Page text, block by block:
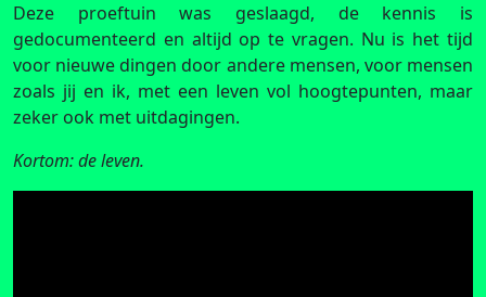
Deze proeftuin was geslaagd, de kennis is
gedocumenteerd en altijd op te vragen. Nu is het tijd
voor nieuwe dingen door andere mensen, voor mensen
zoals jij en ik, met een leven vol hoogtepunten, maar
zeker ook met uitdagingen.
Kortom: de leven.